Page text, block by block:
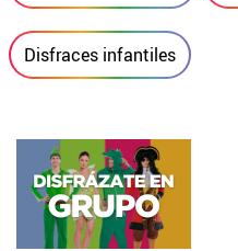
Disfraces infantiles